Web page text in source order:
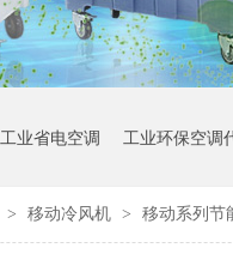
工业省电空调 工业环保空调
> 移动冷风机 > 移动系列节